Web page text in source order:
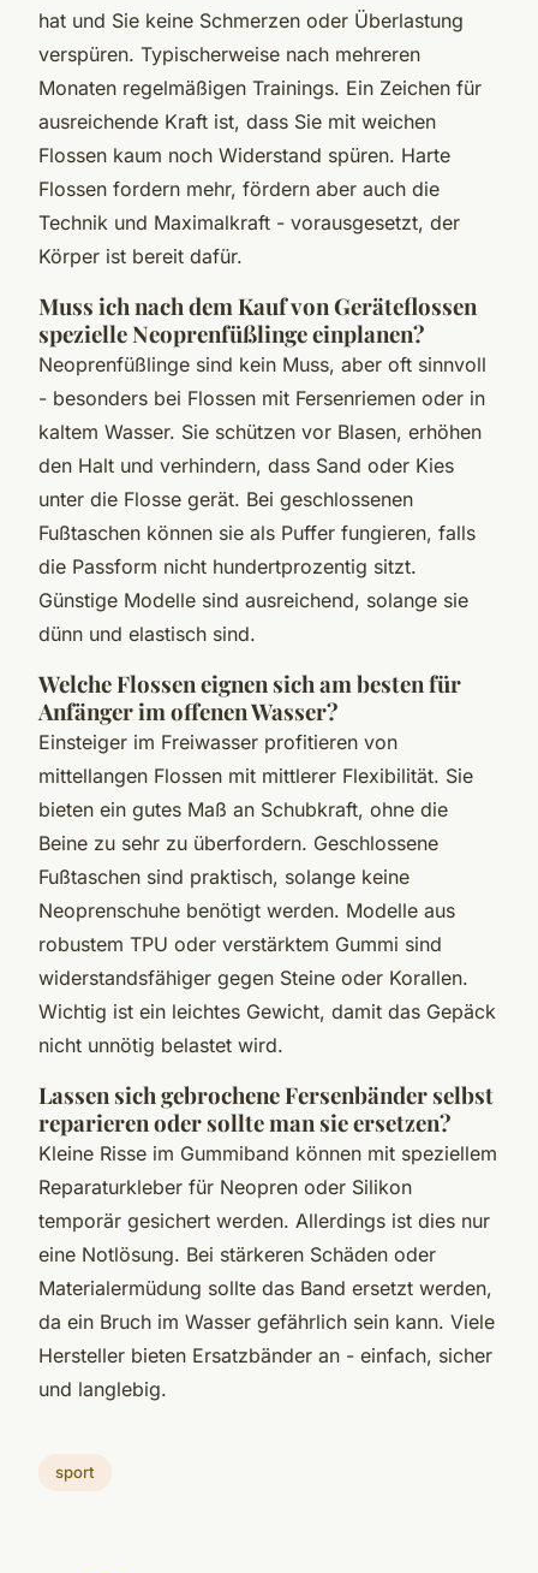
hat und Sie keine Schmerzen oder Überlastung
verspüren. Typischerweise nach mehreren
Monaten regelmäßigen Trainings. Ein Zeichen für
ausreichende Kraft ist, dass Sie mit weichen
Flossen kaum noch Widerstand spüren. Harte
Flossen fordern mehr, fördern aber auch die
Technik und Maximalkraft - vorausgesetzt, der
Körper ist bereit dafür.
Muss ich nach dem Kauf von Geräteflossen
spezielle Neoprenfüßlinge einplanen?
Neoprenfüßlinge sind kein Muss, aber oft sinnvoll
- besonders bei Flossen mit Fersenriemen oder in
kaltem Wasser. Sie schützen vor Blasen, erhöhen
den Halt und verhindern, dass Sand oder Kies
unter die Flosse gerät. Bei geschlossenen
Fußtaschen können sie als Puffer fungieren, falls
die Passform nicht hundertprozentig sitzt.
Günstige Modelle sind ausreichend, solange sie
dünn und elastisch sind.
Welche Flossen eignen sich am besten für
Anfänger im offenen Wasser?
Einsteiger im Freiwasser profitieren von
mittellangen Flossen mit mittlerer Flexibilität. Sie
bieten ein gutes Maß an Schubkraft, ohne die
Beine zu sehr zu überfordern. Geschlossene
Fußtaschen sind praktisch, solange keine
Neoprenschuhe benötigt werden. Modelle aus
robustem TPU oder verstärktem Gummi sind
widerstandsfähiger gegen Steine oder Korallen.
Wichtig ist ein leichtes Gewicht, damit das Gepäck
nicht unnötig belastet wird.
Lassen sich gebrochene Fersenbänder selbst
reparieren oder sollte man sie ersetzen?
Kleine Risse im Gummiband können mit speziellem
Reparaturkleber für Neopren oder Silikon
temporär gesichert werden. Allerdings ist dies nur
eine Notlösung. Bei stärkeren Schäden oder
Materialermüdung sollte das Band ersetzt werden,
da ein Bruch im Wasser gefährlich sein kann. Viele
Hersteller bieten Ersatzbänder an - einfach, sicher
und langlebig.
sport